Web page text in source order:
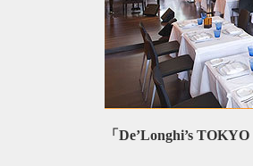
「De’Longhi’s